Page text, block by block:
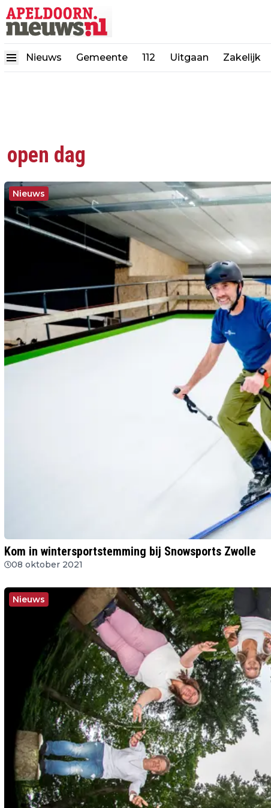
Nieuws Gemeente 112 Uitgaan Zakelijk
open dag
Nieuws
Kom in wintersportstemming bij Snowsports Zwolle
08 oktober 2021
Nieuws